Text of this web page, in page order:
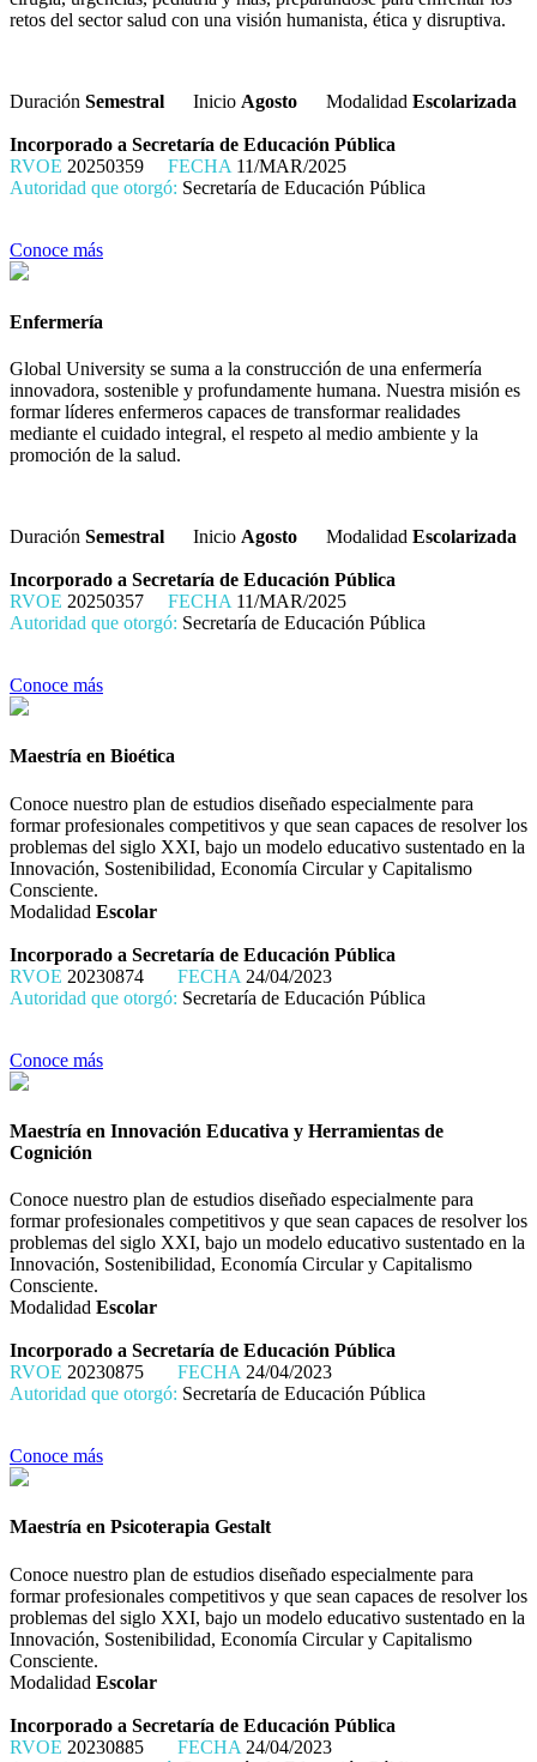
retos del sector salud con una visión humanista, ética y disruptiva.
Duración Semestral Inicio Agosto Modalidad Escolarizada
Incorporado a Secretaría de Educación Pública
RVOE 20250359 FECHA11/MAR/2025
Autoridad que otorgó: Secretaría de Educación Pública
Conoce más
Enfermería
Global University se suma a la construcción de una enfermería
innovadora, sostenible y profundamente humana. Nuestra misión es
formar líderes enfermeros capaces de transformar realidades
mediante el cuidado integral, el respeto al medio ambiente y la
promoción de la salud.
Duración Semestral Inicio Agosto Modalidad Escolarizada
Incorporado a Secretaría de Educación Pública
RVOE 20250357 FECHA 11/MAR/2025
Autoridad que otorgó: Secretaría de Educación Pública
Conoce más
Maestría en Bioética
Conoce nuestro plan de estudios diseñado especialmente para
formar profesionales competitivos y que sean capaces de resolver los
problemas del siglo XXI, bajo un modelo educativo sustentado en la
Innovación, Sostenibilidad, Economía Circular y Capitalismo
Consciente.
Modalidad Escolar
Incorporado a Secretaría de Educación Pública
RVOE 20230874 FECHA 24/04/2023
Autoridad que otorgó: Secretaría de Educación Pública
Conoce más
Maestría en Innovación Educativa y Herramientas de
Cognición
Conoce nuestro plan de estudios diseñado especialmente para
formar profesionales competitivos y que sean capaces de resolver los
problemas del siglo XXI, bajo un modelo educativo sustentado en la
Innovación, Sostenibilidad, Economía Circular y Capitalismo
Consciente.
Modalidad Escolar
Incorporado a Secretaría de Educación Pública
RVOE 20230875 FECHA 24/04/2023
Autoridad que otorgó: Secretaría de Educación Pública
Conoce más
Maestría en Psicoterapia Gestalt
Conoce nuestro plan de estudios diseñado especialmente para
formar profesionales competitivos y que sean capaces de resolver los
problemas del siglo XXI, bajo un modelo educativo sustentado en la
Innovación, Sostenibilidad, Economía Circular y Capitalismo
Consciente.
Modalidad Escolar
Incorporado a Secretaría de Educación Pública
RVOE 20230885 FECHA 24/04/2023